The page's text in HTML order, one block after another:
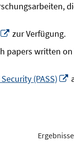
In
öffnen
zur Verfügung.
papers written
(PASS)